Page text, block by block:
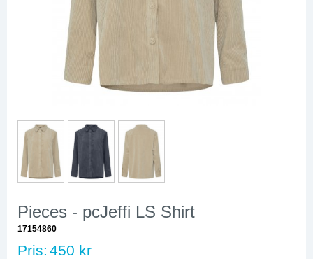
Pieces - pcJeffi LS Shirt
17154860
Pris: 450 kr